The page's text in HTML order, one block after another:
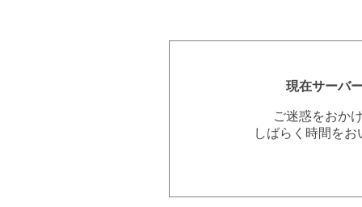
現在サーバ
ご迷惑をおか
しばらく時間を